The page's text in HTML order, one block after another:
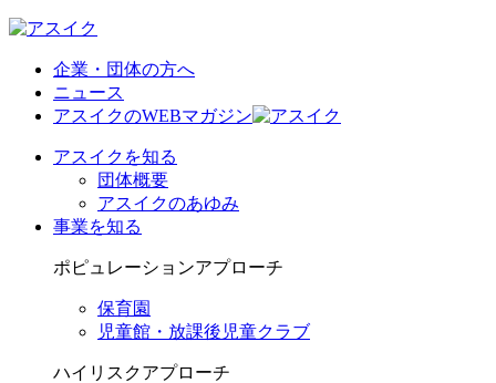
企業・団体の方へ
ニュース
アスイクのWEBマガジン
アスイクを知る
団体概要
アスイクのあゆみ
事業を知る
ポピュレーションアプローチ
保育園
児童館・放課後児童クラブ
ハイリスクアプローチ